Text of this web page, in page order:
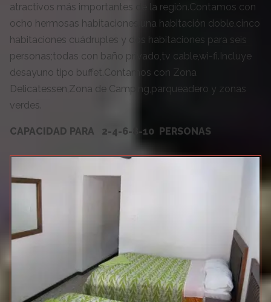
atractivos más importantes de la región.Contamos con
ocho hermosas habitaciones,una habitación doble,cinco
habitaciones cuádruples y dos habitaciones para seis
personas;todas con baño privado,tv cable,wi-fi.Incluye
desayuno tipo buffet.Contamos con Zona
Delicatessen,Zona de Camping,parqueadero y zonas
verdes.
CAPACIDAD PARA 2-4-6-8-10 PERSONAS